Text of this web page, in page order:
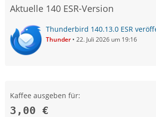
Aktuelle 140 ESR-Version
Thunderbird 140.13.0 ESR
Thunder 22. Juli 2026 um 19:16
Kaffee ausgeben für:
3,00 €